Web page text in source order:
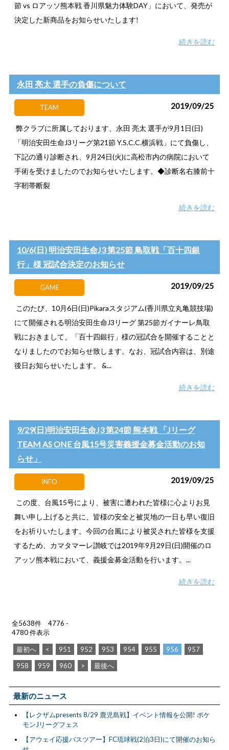
節 vs ロアッソ熊本戦 香川県魅力体験DAY」において、発売が
決定した新商品をお知らせいたします!
続きを読む
永田 亮太 選手の負傷について
TEAM 2019/09/25
弊クラブに所属しております、永田 亮太 選手が9月1日(日)
「明治安田生命J3リーグ第21節 Y.S.C.C.横浜戦」にて負傷し、
下記の通り診断され、9月24日(火)に高松市内の病院において
手術を受けましたのでお知らせいたします。◆診断名右膝前十
字靭帯断裂
続きを読む
10/6(日) 明治安田生命J3 第25節 鳥取戦「百十四銀
行」様 冠試合決定のお知らせ
GAME 2019/09/25
このたび、10月6日(日)Pikaraスタジアム(香川県立丸亀競技場)
にて開催される明治安田生命J3リーグ 第25節ガイナーレ鳥取
戦におきまして、「百十四銀行」様の冠試合を開催することと
なりましたのでお知らせ致します。なお、冠試合内容は、別途
後日お知らせいたします。 &...
続きを読む
9/29(日)明治安田生命J3 第24節 熊本戦 「Jリーグ
TEAM AS ONE 台風15号災害義援金募金活動のお知
らせ」
INFO 2019/09/25
この度、台風15号により、被害に遭われた皆様に心よりお見
舞い申し上げると共に、皆様の安全と被災地の一日も早い復旧
をお祈りいたします。今回の台風により被災された皆様を支援
するため、カマタマーレ讃岐では2019年9月29日(日)開催のロ
アッソ熊本戦において、義援金募金活動を行います。...
続きを読む
全5638件 4776 -
4780 件表示
最初へ < 951 952 953 954 955 956
957
958
959 960 > 最後へ
最新のニュース
【レクザムpresents 8/29 鹿児島戦】イベント情報を公開! ポケ
モンJリーグフェス
【アウェイ応援バスツアー】FC琉球戦(2泊3日)にて開催のお知ら